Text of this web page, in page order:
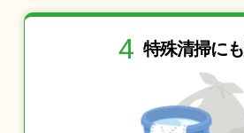
4 特殊清掃にも